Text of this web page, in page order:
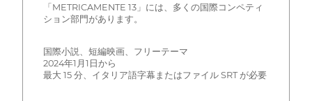
「METRICAMENTE 13」には、多くの国際コンペティ
ション部門があります。
国際小説、短編映画、フリーテーマ
2024年1月1日から
最大 15 分、イタリア語字幕またはファイル SRT が必要